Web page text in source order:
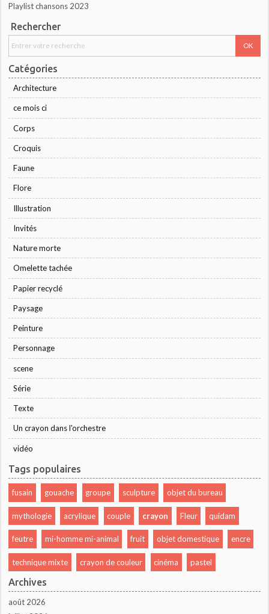
Playlist chansons 2023
Rechercher
Catégories
Architecture
ce mois ci
Corps
Croquis
Faune
Flore
Illustration
Invités
Nature morte
Omelette tachée
Papier recyclé
Paysage
Peinture
Personnage
scene
Série
Texte
Un crayon dans l'orchestre
vidéo
Tags populaires
fusain gouache groupe sculpture objet du bureau
mythologie acrylique couple crayon Fleur quidam
feutre mi-homme mi-animal fruit objet domestique encre
technique mixte crayon de couleur cinéma pastel
Archives
août 2026